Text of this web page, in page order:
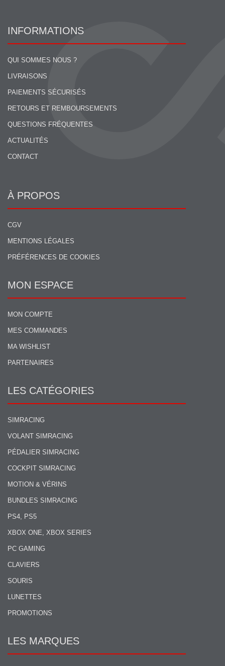
INFORMATIONS
QUI SOMMES NOUS ?
LIVRAISONS
PAIEMENTS SÉCURISÉS
RETOURS ET REMBOURSEMENTS
QUESTIONS FRÉQUENTES
ACTUALITÉS
CONTACT
À PROPOS
CGV
MENTIONS LÉGALES
PRÉFÉRENCES DE COOKIES
MON ESPACE
MON COMPTE
MES COMMANDES
MA WISHLIST
PARTENAIRES
LES CATÉGORIES
SIMRACING
VOLANT SIMRACING
PÉDALIER SIMRACING
COCKPIT SIMRACING
MOTION & VÉRINS
BUNDLES SIMRACING
PS4, PS5
XBOX ONE, XBOX SERIES
PC GAMING
CLAVIERS
SOURIS
LUNETTES
PROMOTIONS
LES MARQUES